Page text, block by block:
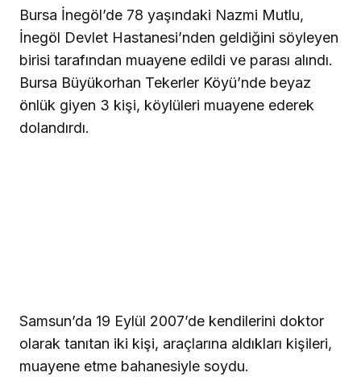
Bursa İnegöl’de 78 yaşındaki Nazmi Mutlu,
İnegöl Devlet Hastanesi’nden geldiğini söyleyen
birisi tarafından muayene edildi ve parası alındı.
Bursa Büyükorhan Tekerler Köyü’nde beyaz
önlük giyen 3 kişi, köylüleri muayene ederek
dolandırdı.
Samsun’da 19 Eylül 2007’de kendilerini doktor
olarak tanıtan iki kişi, araçlarına aldıkları kişileri,
muayene etme bahanesiyle soydu.